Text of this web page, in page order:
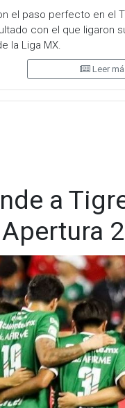
el paso perfecto en el
con el que ligaron
la Liga MX.
parte de los 90
fronterizo y
otra
evitara la anotación
buena parte del
por Sebastián
en su debut,
la victoria y permanece
Leer
a